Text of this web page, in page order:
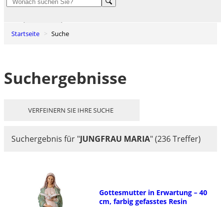
Startseite Suche
Suchergebnisse
VERFEINERN SIE IHRE SUCHE
Suchergebnis für "JUNGFRAU MARIA"(236 Treffer)
Gottesmutter in Erwartung – 40
cm, farbig gefasstes Resin